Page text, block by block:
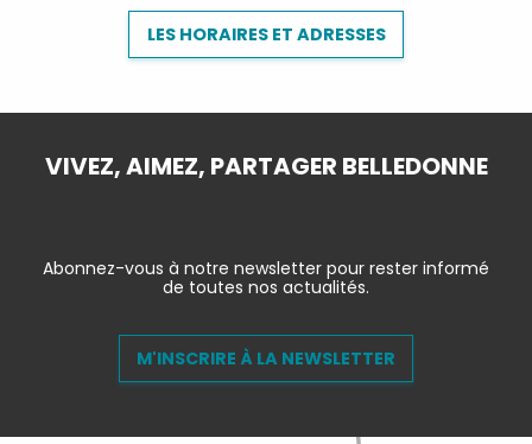
LES HORAIRES ET ADRESSES
VIVEZ, AIMEZ, PARTAGER BELLEDONNE
Abonnez-vous à notre newsletter pour rester informé
de toutes nos actualités.
M'INSCRIRE À LA NEWSLETTER